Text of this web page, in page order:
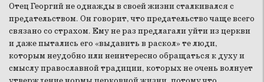
Отец Георгий не однажды в своей жизни сталкивался с
предательством. Он говорит, что предательство чаще всего
связано со страхом. Ему не раз предлагали уйти из церкви
и даже пытались его «выдавить в раскол» те люди,
которым неудобно или неинтересно обращаться к духу и
смыслу православной традиции, которых не очень волнует